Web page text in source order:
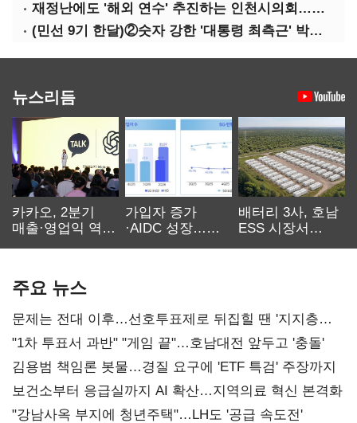
재정난에도 '해외 연수' 추진하는 인천시의회…경기·부산은 중단
(민선 9기 한달)②숫자 강한 '대통령 최측근' 박찬대…시험대 오른 인천행정
뉴스리듬
카카오, 2분기
매출·영업익 역대
가입자 증가
·AIDC 성장…
배터리 3사, 호남
ESS 시장서
주요 뉴스
문제는 전대 이후…선호투표제로 뒤집힐 땐 '지지층
불복'
"1차 투표서 과반" "게임 끝"…호남대전 앞두고 '충돌'
김용범 책임론 봇물…경질 요구에 'ETF 특검' 주장까지
보건소부터 응급실까지 AI 확산…지역의료 혁신 본격화
"강남사옥 부지에 청년주택"…LH도 '공급 속도전'